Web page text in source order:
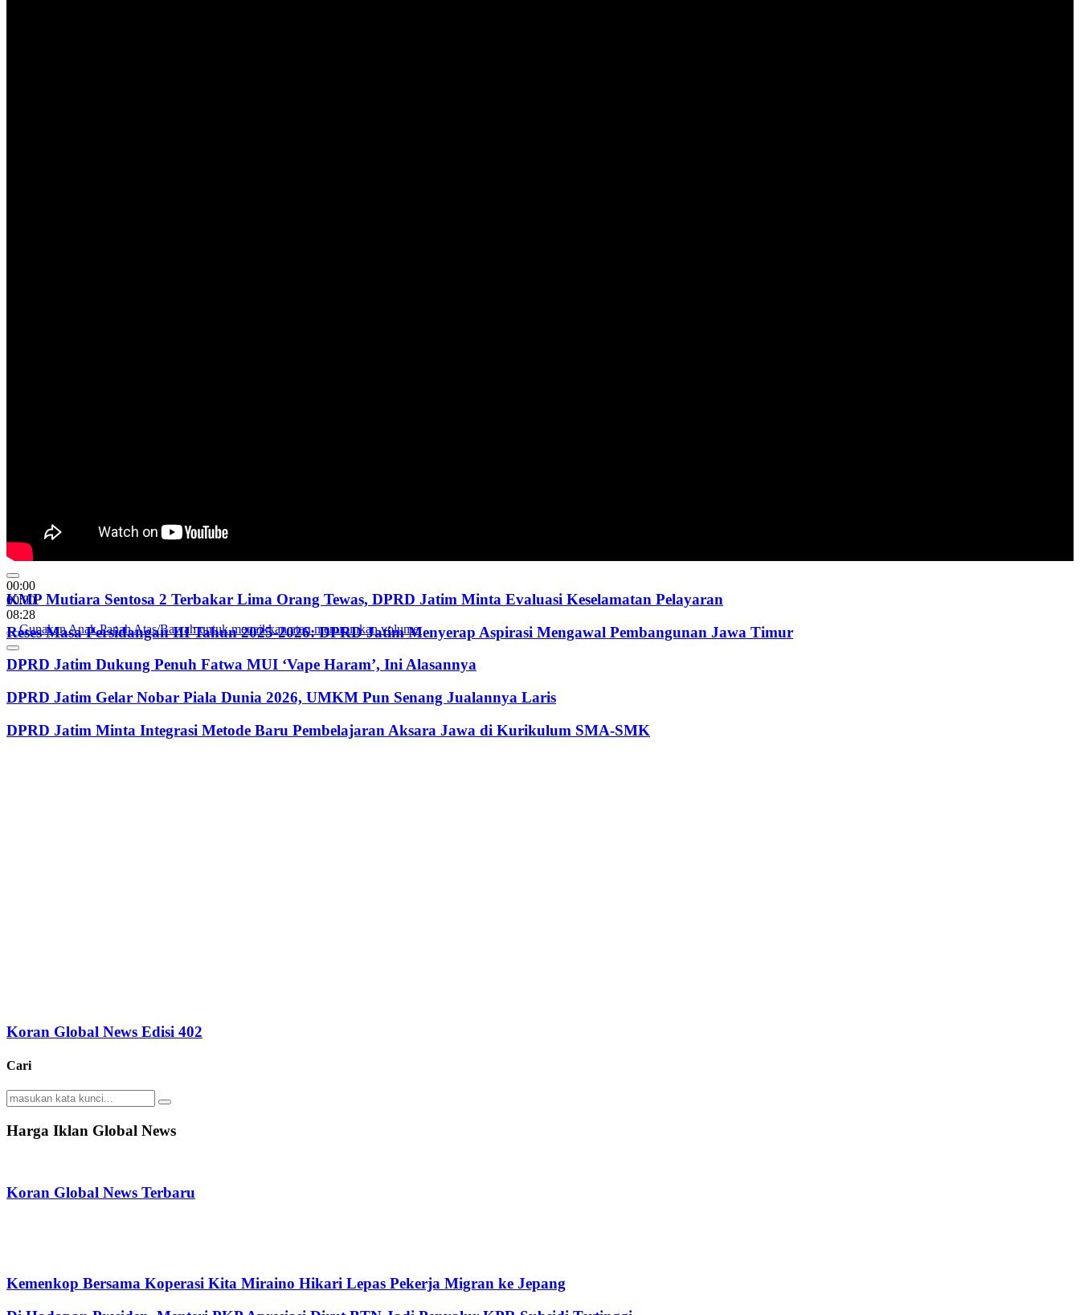
00:00
00:00
08:28
Gunakan Anak Panah Atas/Bawah untuk menaikkan atau menurunkan volume.
KMP Mutiara Sentosa 2 Terbakar Lima Orang Tewas, DPRD Jatim Minta Evaluasi Keselamatan Pelayaran
Reses Masa Persidangan III Tahun 2025-2026: DPRD Jatim Menyerap Aspirasi Mengawal Pembangunan Jawa Timur
DPRD Jatim Dukung Penuh Fatwa MUI ‘Vape Haram’, Ini Alasannya
DPRD Jatim Gelar Nobar Piala Dunia 2026, UMKM Pun Senang Jualannya Laris
DPRD Jatim Minta Integrasi Metode Baru Pembelajaran Aksara Jawa di Kurikulum SMA-SMK
Koran Global News Edisi 402
Cari
Search
for:
Search
Harga Iklan Global News
Koran Global News Terbaru
Kemenkop Bersama Koperasi Kita Miraino Hikari Lepas Pekerja Migran ke Jepang